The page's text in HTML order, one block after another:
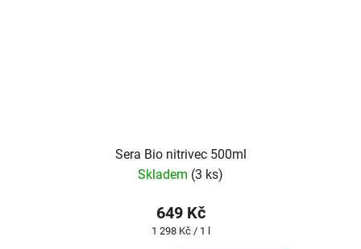
Sera Bio nitrivec 500ml
Skladem (3 ks)
649 Kč
Měrná
1 298 Kč / 1 l